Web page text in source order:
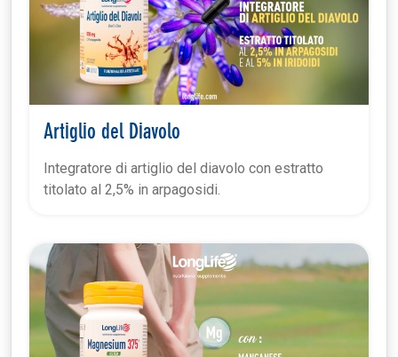
Artiglio del Diavolo
Integratore di artiglio del diavolo con estratto
titolato al 2,5% in arpagosidi.